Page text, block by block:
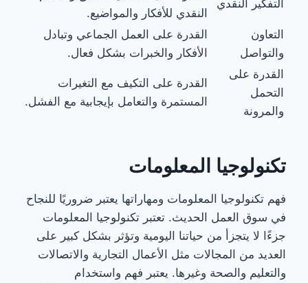
التفكير النقدي
النقدي للأفكار والمواضيع.
التعاون
والتواصل
القدرة على العمل الجماعي وتبادل
الأفكار والخبرات بشكل فعال.
القدرة على
التحمل
والمرونة
القدرة على التكيف مع التغيرات
المستمرة والتعامل بإيجابية مع الفشل.
تكنولوجيا المعلومات
فهم تكنولوجيا المعلومات ومهاراتها يعتبر ضروريًا للنجاح
في سوق العمل الحديث. تعتبر تكنولوجيا المعلومات
جزءًا لا يتجزأ من حياتنا اليومية وتؤثر بشكل كبير على
العديد من المجالات مثل الأعمال التجارية والاتصالات
والتعليم والصحة وغيرها. يعتبر فهم واستخدام